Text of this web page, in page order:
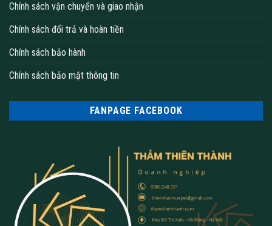
Chính sách vận chuyển và giao nhận
Chính sách đổi trả và hoàn tiền
Chính sách bảo hành
Chính sách bảo mật thông tin
FANPAGE FACEBOOK